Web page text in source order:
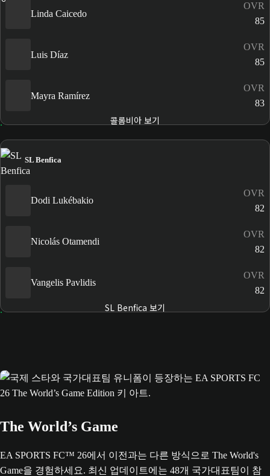
Linda Caicedo
OVR
85
Luis Díaz
OVR
85
Mayra Ramírez
OVR
83
콜롬비아 보기
SL Benfica
Dodi Lukébakio
OVR
82
Nicolás Otamendi
OVR
82
Vangelis Pavlidis
OVR
82
SL Benfica 보기
The World’s Game
EA SPORTS FC™ 26에서 이전과는 다른 방식으로 The World's
Game을 경험하세요. 최신 업데이트에는 48개 국가대표팀이 참